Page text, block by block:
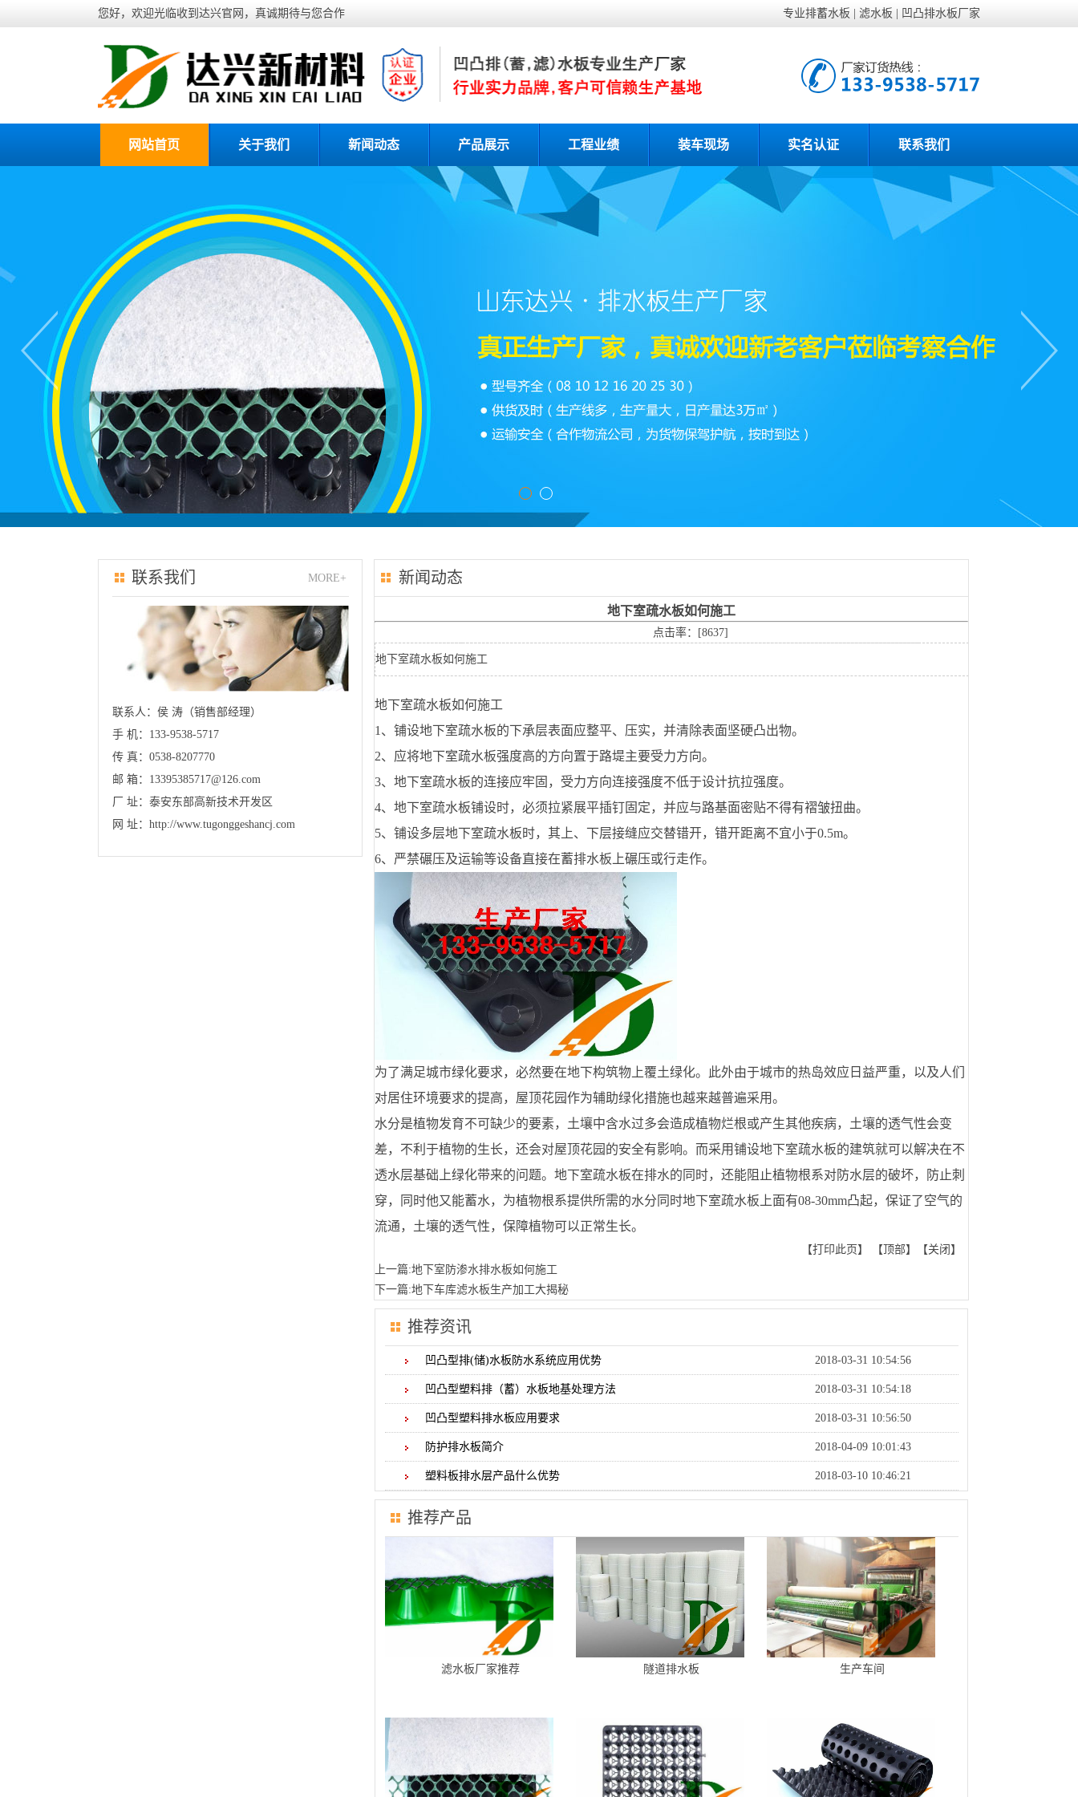
您好，欢迎光临收到达兴官网，真诚期待与您合作 专业排蓄水板 滤水板 凹凸排水板厂家
网站首页 关于我们 新闻动态 产品展示 工程业绩 装车现场 实名认证 联系我们
联系我们 MORE+
联系人：侯 涛（销售部经理）
手 机：133-9538-5717
传 真：0538-8207770
邮 箱：13395385717@126.com
厂 址：泰安东部高新技术开发区
网 址： http://www.tugonggeshancj.com
新闻动态
地下室疏水板如何施工
点击率：[8637]
地下室疏水板如何施工
地下室疏水板如何施工
1、铺设地下室疏水板的下承层表面应整平、压实，并清除表面坚硬凸出物。
2、应将地下室疏水板强度高的方向置于路堤主要受力方向。
3、地下室疏水板的连接应牢固，受力方向连接强度不低于设计抗拉强度。
4、地下室疏水板铺设时，必须拉紧展平插钉固定，并应与路基面密贴不得有褶皱扭曲。
5、铺设多层地下室疏水板时，其上、下层接缝应交替错开，错开距离不宜小于0.5m。
6、严禁碾压及运输等设备直接在蓄排水板上碾压或行走作。
为了满足城市绿化要求，必然要在地下构筑物上覆土绿化。此外由于城市的热岛效应日益严重，以及人们
对居住环境要求的提高，屋顶花园作为辅助绿化措施也越来越普遍采用。
水分是植物发育不可缺少的要素，土壤中含水过多会造成植物烂根或产生其他疾病，土壤的透气性会变
差，不利于植物的生长，还会对屋顶花园的安全有影响。而采用铺设地下室疏水板的建筑就可以解决在不
透水层基础上绿化带来的问题。地下室疏水板在排水的同时，还能阻止植物根系对防水层的破坏，防止刺
穿，同时他又能蓄水，为植物根系提供所需的水分同时地下室疏水板上面有08-30mm凸起，保证了空气的
流通，土壤的透气性，保障植物可以正常生长。
【打印此页 】 【 顶部】【关闭 】
上一篇:地下室防渗水排水板如何施工
下一篇:地下车库滤水板生产加工大揭秘
推荐资讯
凹凸型排(储)水板防水系统应用优势 2018-03-31 10:54:56
凹凸型塑料排（蓄）水板地基处理方法 2018-03-31 10:54:18
凹凸型塑料排水板应用要求 2018-03-31 10:56:50
防护排水板简介 2018-04-09 10:01:43
塑料板排水层产品什么优势 2018-03-10 10:46:21
推荐产品
滤水板厂家推荐 隧道排水板 生产车间